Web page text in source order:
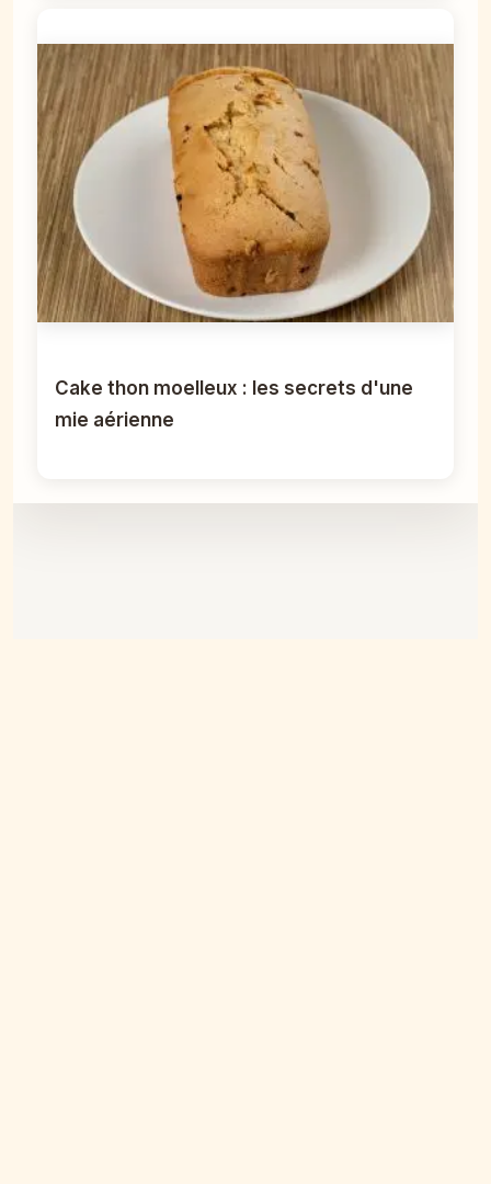
Cake thon moelleux : les secrets d'une
mie aérienne